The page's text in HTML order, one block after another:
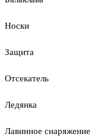
Носки
Защита
Отсекатель
Ледянка
Лавинное снаряжение